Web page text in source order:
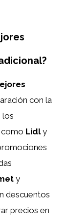
con la
los
como Lidly
y
descuentos
precios en